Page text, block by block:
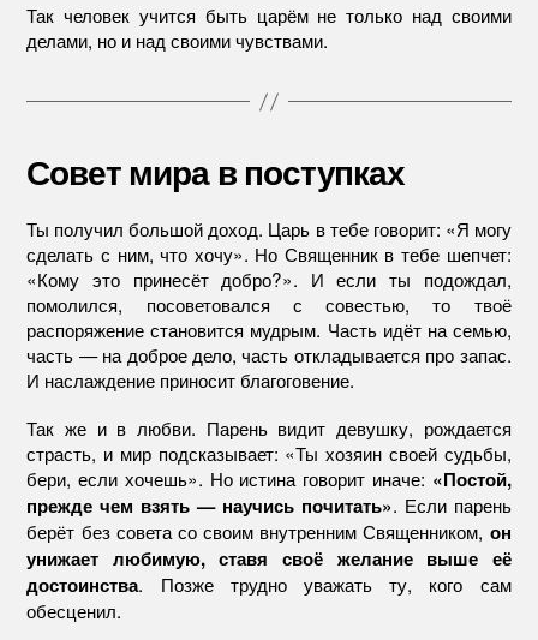
Так человек учится быть царём не только над своими
делами, но и над своими чувствами.
Совет мира в поступках
Ты получил большой доход. Царь в тебе говорит: «Я могу
сделать с ним, что хочу». Но Священник в тебе шепчет:
«Кому это принесёт добро?». И если ты подождал,
помолился, посоветовался с совестью, то твоё
распоряжение становится мудрым. Часть идёт на семью,
часть — на доброе дело, часть откладывается про запас.
И наслаждение приносит благоговение.
Так же и в любви. Парень видит девушку, рождается
страсть, и мир подсказывает: «Ты хозяин своей судьбы,
бери, если хочешь». Но истина говорит иначе: «Постой,
прежде чем взять — научись почитать». Если парень
берёт без совета со своим внутренним Священником, он
унижает любимую, ставя своё желание выше её
достоинства. Позже трудно уважать ту, кого сам
обесценил.